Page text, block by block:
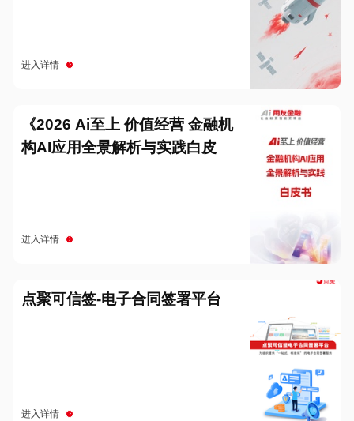
进入详情
《2026 Ai至上 价值经营 金融机
构AI应用全景解析与实践白皮
进入详情
点聚可信签-电子合同签署平台
进入详情